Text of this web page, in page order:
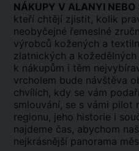
NÁKUPY V ALANYI NEBO
kteří chtějí zjistit, kolik
neobyčejné řemeslné
výrobců kožených a
zlatnických a
k nákupům i těm
vrcholem bude návštěva
chvílích, kdy se vám
smlouvání, se s vámi pilot
regionu, jeho historie i
najdeme čas, abychom
nejkrásnější panorama